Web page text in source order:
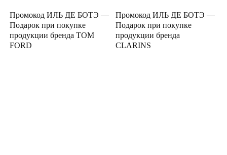
Промокод ИЛЬ ДЕ БОТЭ —
Подарок при покупке
продукции бренда TOM
FORD
Промокод ИЛЬ ДЕ БОТЭ —
Подарок при покупке
продукции бренда
CLARINS